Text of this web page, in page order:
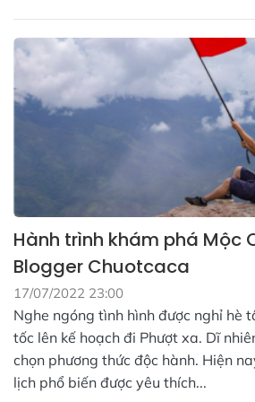
Hành trình khám phá Mộc
Blogger Chuotcaca
17/07/2022 23:00
Nghe ngóng tình hình được nghỉ hè
tốc lên kế hoạch đi Phượt xa. Dĩ
chọn phương thức độc hành. Hiện
lịch phổ biến được yêu thích...